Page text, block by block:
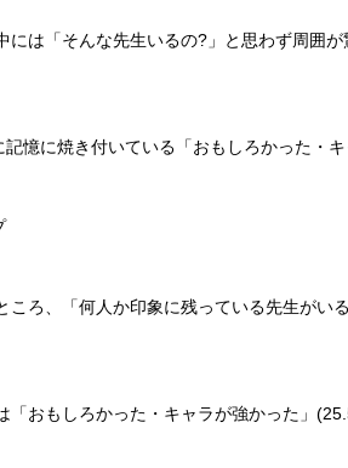
は「そんな先生いるの?」と思わず周囲
に焼き付いている「おもしろかった・
ろ、「何人か印象に残っている先生が
おもしろかった・キャラが強かった」